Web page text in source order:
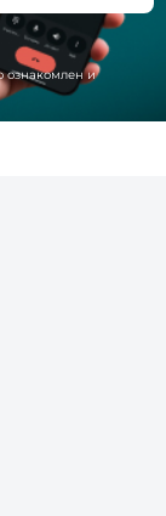
ознакомлен и